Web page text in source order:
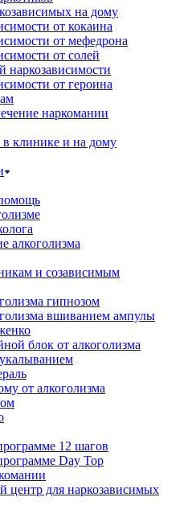
на дому
от кокаина
от мефедрона
от солей
наркозависимости
от героина
наркомании
в клинике и на дому
алкоголизма
и созависимым
гипнозом
вшиванием ампулы
блок от алкоголизма
от алкоголизма
12 шагов
Day Top
центр для наркозависимых